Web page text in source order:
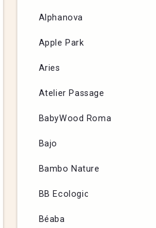
Alphanova
Apple Park
Aries
Atelier Passage
BabyWood Roma
Bajo
Bambo Nature
BB Ecologic
Béaba